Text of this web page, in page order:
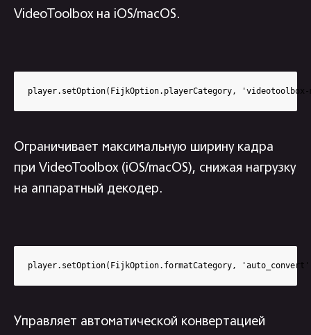
VideoToolbox на iOS/macOS.
player.setOption(FijkOption.playerCategory,
Ограничивает максимальную ширину кадра
при VideoToolbox (iOS/macOS), снижая нагрузку
на аппаратный декодер.
player.setOption(FijkOption.formatCategory,
Управляет автоматической конвертацией